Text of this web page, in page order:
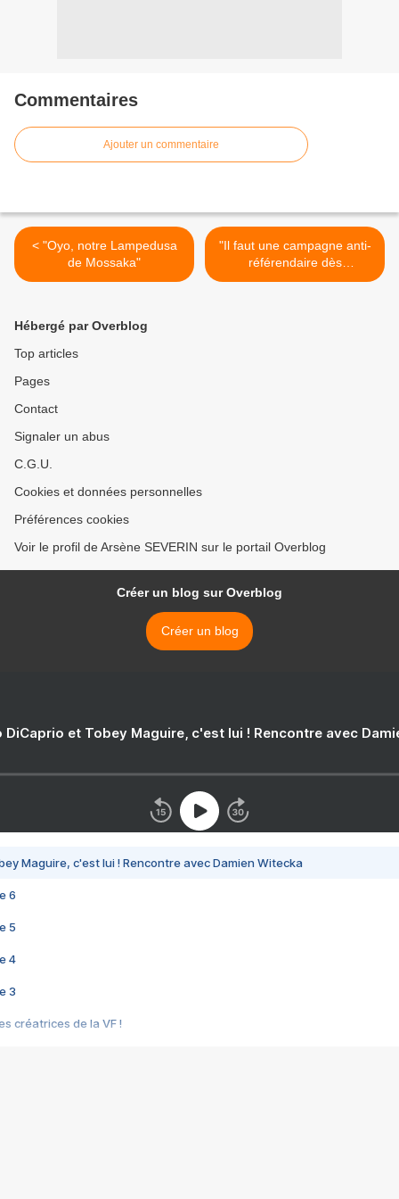
Commentaires
Ajouter un commentaire
< "Oyo, notre Lampedusa
de Mossaka"
"Il faut une campagne anti-
référendaire dès
maintenant"! >
Hébergé par Overblog
Top articles
Pages
Contact
Signaler un abus
C.G.U.
Cookies et données personnelles
Préférences cookies
Voir le profil de Arsène SEVERIN sur le portail Overblog
Créer un blog sur Overblog
Créer un blog
DiCaprio et Tobey Maguire, c'est lui ! Rencontre avec
Maguire, c'est lui ! Rencontre avec Damien Witecka
6
5
4
3
créatrices de la VF !